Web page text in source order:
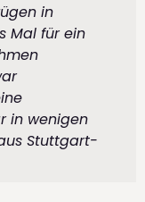
in
Mal für ein
in wenigen
Stuttgart-